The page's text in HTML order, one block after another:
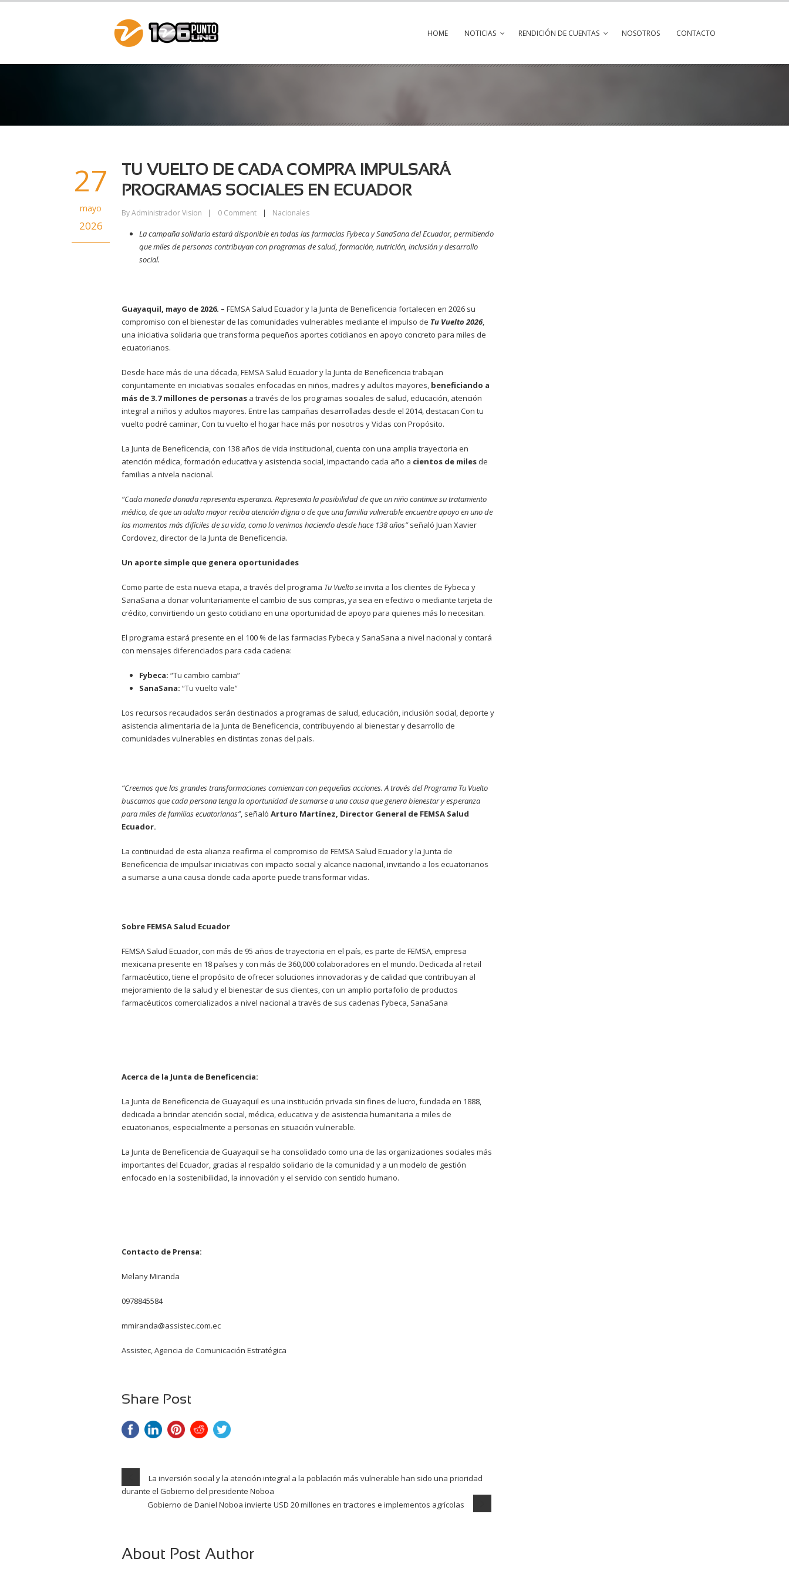
HOME NOTICIAS RENDICIÓN DE CUENTAS NOSOTROS CONTACTO
27
mayo
2026
TU VUELTO DE CADA COMPRA IMPULSARÁ
PROGRAMAS SOCIALES EN ECUADOR
ByAdministrador Vision | 0 Comment | Nacionales
La campaña solidaria estará disponible en todas las farmacias Fybeca y SanaSana del Ecuador, permitiendo
que miles de personas contribuyan con programas de salud, formación, nutrición, inclusión y desarrollo
social.
Guayaquil, mayo de 2026. – FEMSA Salud Ecuador y la Junta de Beneficencia fortalecen en 2026 su
compromiso con el bienestar de las comunidades vulnerables mediante el impulso de Tu Vuelto 2026,
una iniciativa solidaria que transforma pequeños aportes cotidianos en apoyo concreto para miles de
ecuatorianos.
Desde hace más de una década, FEMSA Salud Ecuador y la Junta de Beneficencia trabajan
conjuntamente en iniciativas sociales enfocadas en niños, madres y adultos mayores, beneficiando a
más de3.7 millones de personas a través de los programas sociales de salud, educación, atención
integral a niños y adultos mayores. Entre las campañas desarrolladas desde el 2014, destacan Con tu
vuelto podré caminar, Con tu vuelto el hogar hace más por nosotros y Vidas con Propósito.
La Junta de Beneficencia, con 138 años de vida institucional, cuenta con una amplia trayectoria en
atención médica, formación educativa y asistencia social, impactando cada año a cientos de miles de
familias a nivela nacional.
“Cada moneda donada representa esperanza. Representa la posibilidad de que un niño continue su tratamiento
médico, de que un adulto mayor reciba atención digna o de que una familia vulnerable encuentre apoyo en uno de
los momentos más difíciles de su vida, como lo venimos haciendo desde hace 138 años”señaló Juan Xavier
Cordovez, director de la Junta de Beneficencia.
Un aporte simple que genera oportunidades
Como parte de esta nueva etapa, a través del programa Tu Vuelto seinvita a los clientes de Fybeca y
SanaSana a donar voluntariamente el cambio de sus compras, ya sea en efectivo o mediante tarjeta de
crédito, convirtiendo un gesto cotidiano en una oportunidad de apoyo para quienes más lo necesitan.
El programa estará presente en el 100 % de las farmacias Fybeca y SanaSana a nivel nacional y contará
con mensajes diferenciados para cada cadena:
Fybeca: “Tu cambio cambia”
SanaSana: “Tu vuelto vale”
Los recursos recaudados serán destinados a programas de salud, educación, inclusión social, deporte y
asistencia alimentaria de la Junta de Beneficencia, contribuyendo al bienestar y desarrollo de
comunidades vulnerables en distintas zonas del país.
“Creemos que las grandes transformaciones comienzan con pequeñas acciones. A través del Programa Tu Vuelto
buscamos que cada persona tenga la oportunidad de sumarse a una causa que genera bienestar y esperanza
para miles de familias ecuatorianas”, señaló Arturo Martínez, Director General de FEMSA Salud
Ecuador.
La continuidad de esta alianza reafirma el compromiso de FEMSA Salud Ecuador y la Junta de
Beneficencia de impulsar iniciativas con impacto social y alcance nacional, invitando a los ecuatorianos
a sumarse a una causa donde cada aporte puede transformar vidas.
Sobre FEMSA Salud Ecuador
FEMSA Salud Ecuador, con más de 95 años de trayectoria en el país, es parte de FEMSA, empresa
mexicana presente en 18 países y con más de 360,000 colaboradores en el mundo. Dedicada al retail
farmacéutico, tiene el propósito de ofrecer soluciones innovadoras y de calidad que contribuyan al
mejoramiento de la salud y el bienestar de sus clientes, con un amplio portafolio de productos
farmacéuticos comercializados a nivel nacional a través de sus cadenas Fybeca, SanaSana
Acerca de la Junta de Beneficencia:
La Junta de Beneficencia de Guayaquil es una institución privada sin fines de lucro, fundada en 1888,
dedicada a brindar atención social, médica, educativa y de asistencia humanitaria a miles de
ecuatorianos, especialmente a personas en situación vulnerable.
La Junta de Beneficencia de Guayaquil se ha consolidado como una de las organizaciones sociales más
importantes del Ecuador, gracias al respaldo solidario de la comunidad y a un modelo de gestión
enfocado en la sostenibilidad, la innovación y el servicio con sentido humano.
Contacto de Prensa:
Melany Miranda
0978845584
mmiranda@assistec.com.ec
Assistec, Agencia de Comunicación Estratégica
Share Post
La inversión social y la atención integral a la población más vulnerable han sido una prioridad
durante el Gobierno del presidente Noboa
Gobierno de Daniel Noboa invierte USD 20 millones en tractores e implementos agrícolas
About Post Author